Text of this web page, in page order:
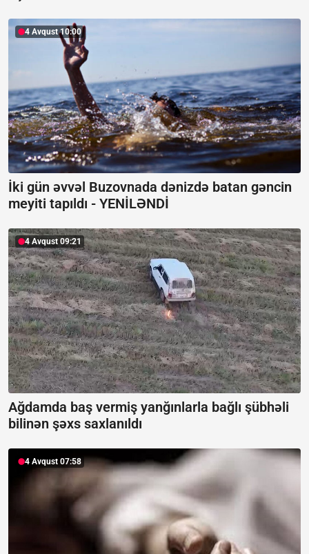
4 Avqust 10:00
İki gün əvvəl Buzovnada dənizdə batan gəncin
meyiti tapıldı - YENİLƏNDİ
4 Avqust 09:21
Ağdamda baş vermiş yanğınlarla bağlı şübhəli
bilinən şəxs saxlanıldı
4 Avqust 07:58